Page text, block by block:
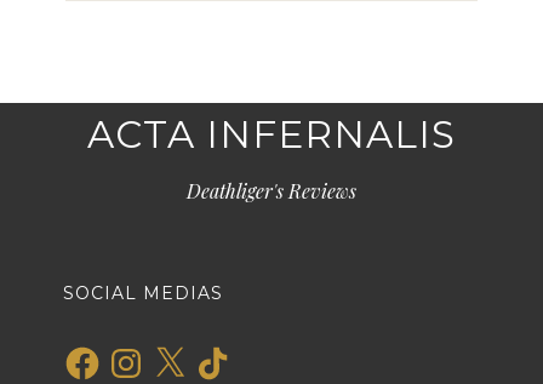
ACTA INFERNALIS
Deathliger's Reviews
SOCIAL MEDIAS
FacebookInstagram
X TikTok